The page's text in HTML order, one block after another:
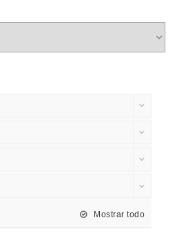
Mostrar todo